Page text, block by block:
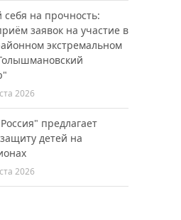
на прочность:
заявок на участие в
экстремальном
2026
предлагает
детей на
2026